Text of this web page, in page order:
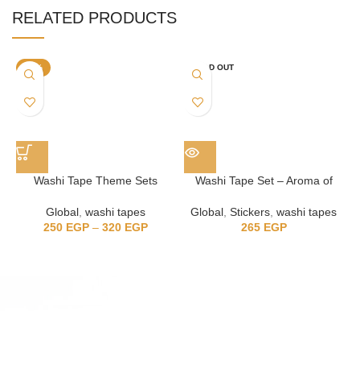
RELATED PRODUCTS
-11%
Washi Tape Theme Sets
Global ,washi tapes
250 EGP – 320 EGP
SOLD OUT
Washi Tape Set – Aroma of
Global,Stickers,washi tapes
265 EGP